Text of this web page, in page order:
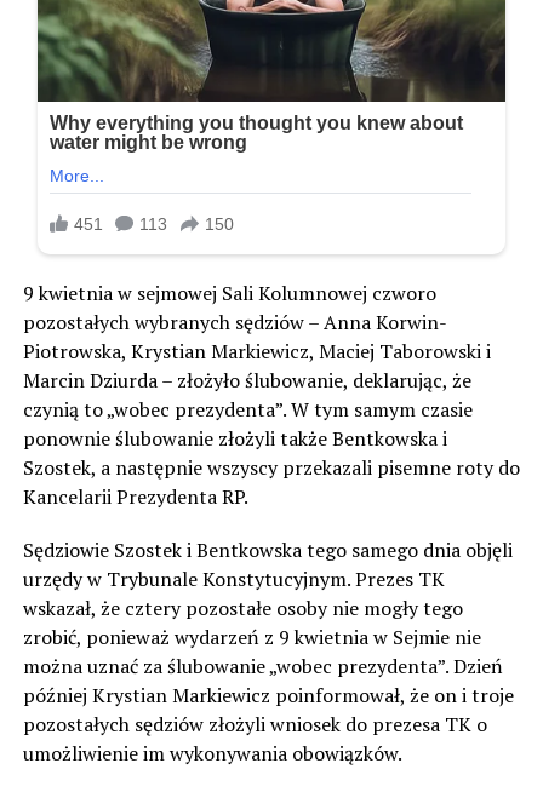
9 kwietnia w sejmowej Sali Kolumnowej czworo
pozostałych wybranych sędziów – Anna Korwin-
Piotrowska, Krystian Markiewicz, Maciej Taborowski i
Marcin Dziurda – złożyło ślubowanie, deklarując, że
czynią to „wobec prezydenta”. W tym samym czasie
ponownie ślubowanie złożyli także Bentkowska i
Szostek, a następnie wszyscy przekazali pisemne roty do
Kancelarii Prezydenta RP.
Sędziowie Szostek i Bentkowska tego samego dnia objęli
urzędy w Trybunale Konstytucyjnym. Prezes TK
wskazał, że cztery pozostałe osoby nie mogły tego
zrobić, ponieważ wydarzeń z 9 kwietnia w Sejmie nie
można uznać za ślubowanie „wobec prezydenta”. Dzień
później Krystian Markiewicz poinformował, że on i troje
pozostałych sędziów złożyli wniosek do prezesa TK o
umożliwienie im wykonywania obowiązków.